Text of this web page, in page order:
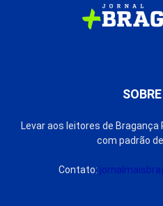
Levar aos leitores de
com padrão
Contato: